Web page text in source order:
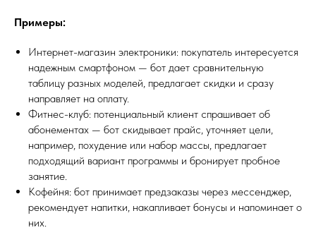
Примеры:
Интернет-магазин электроники: покупатель интересуется
надежным смартфоном — бот дает сравнительную
таблицу разных моделей, предлагает скидки и сразу
направляет на оплату.
Фитнес-клуб: потенциальный клиент спрашивает об
абонементах — бот скидывает прайс, уточняет цели,
например, похудение или набор массы, предлагает
подходящий вариант программы и бронирует пробное
занятие.
Кофейня: бот принимает предзаказы через мессенджер,
рекомендует напитки, накапливает бонусы и напоминает о
них.